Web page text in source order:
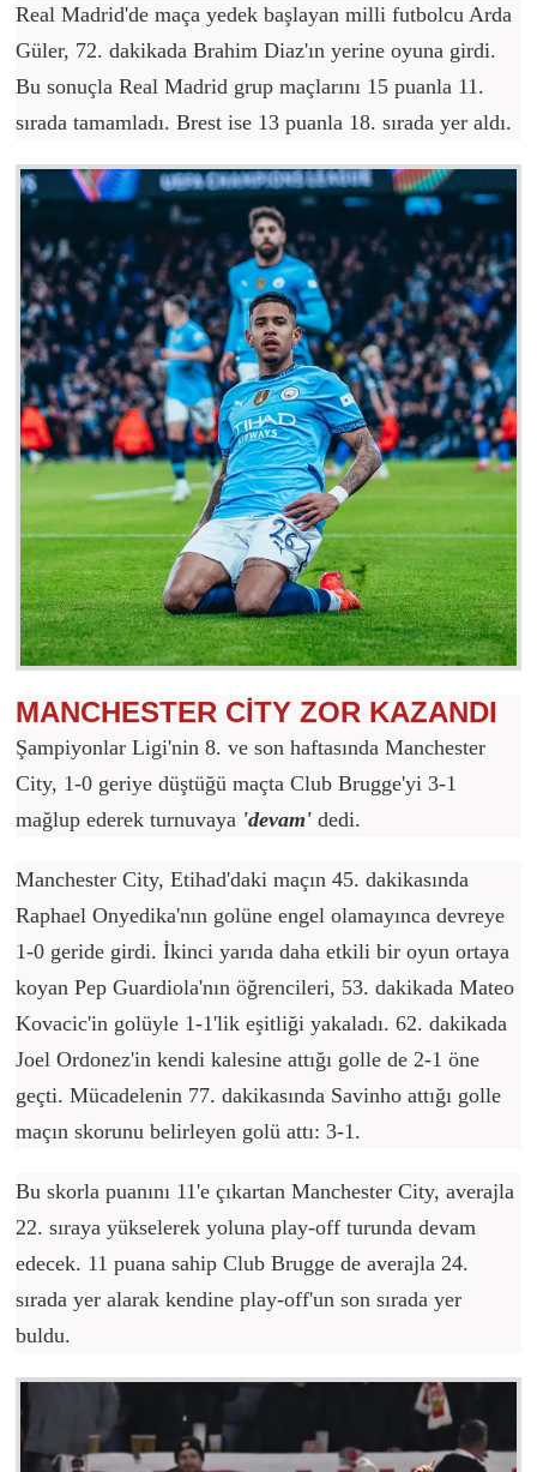
Real Madrid'de maça yedek başlayan milli futbolcu Arda
Güler, 72. dakikada Brahim Diaz'ın yerine oyuna girdi.
Bu sonuçla Real Madrid grup maçlarını 15 puanla 11.
sırada tamamladı. Brest ise 13 puanla 18. sırada yer aldı.
MANCHESTER CİTY ZOR KAZANDI
Şampiyonlar Ligi'nin 8. ve son haftasında Manchester
City, 1-0 geriye düştüğü maçta Club Brugge'yi 3-1
mağlup ederek turnuvaya'devam'dedi.
Manchester City, Etihad'daki maçın 45. dakikasında
Raphael Onyedika'nın golüne engel olamayınca devreye
1-0 geride girdi. İkinci yarıda daha etkili bir oyun ortaya
koyan Pep Guardiola'nın öğrencileri, 53. dakikada Mateo
Kovacic'in golüyle 1-1'lik eşitliği yakaladı. 62. dakikada
Joel Ordonez'in kendi kalesine attığı golle de 2-1 öne
geçti. Mücadelenin 77. dakikasında Savinho attığı golle
maçın skorunu belirleyen golü attı: 3-1.
Bu skorla puanını 11'e çıkartan Manchester City, averajla
22. sıraya yükselerek yoluna play-off turunda devam
edecek. 11 puana sahip Club Brugge de averajla 24.
sırada yer alarak kendine play-off'un son sırada yer
buldu.